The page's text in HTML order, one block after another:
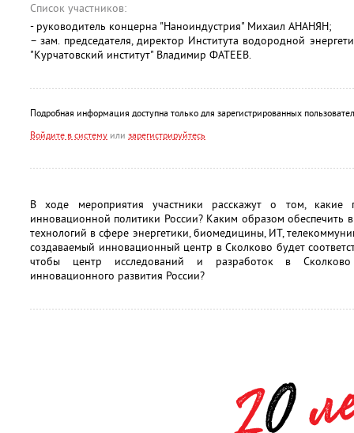
Список участников:
- руководитель концерна "Наноиндустрия" Михаил АНАНЯН;
– зам. председателя, директор Института водородной
"Курчатовский институт" Владимир ФАТЕЕВ.
Подробная информация доступна только для зарегистрированных
Войдите в систему или зарегистрируйтесь
В ходе мероприятия участники расскажут о том, какие
инновационной политики России? Каким образом обеспечить
технологий в сфере энергетики, биомедицины, ИТ,
создаваемый инновационный центр в Сколково будет
чтобы центр исследований и разработок в Сколково
инновационного развития России?